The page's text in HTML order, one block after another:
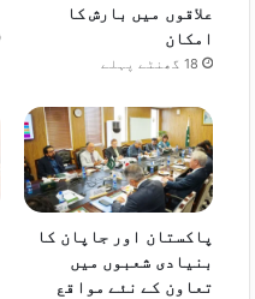
علاقوں میں بارش کا
امکان
18 گھنٹے پہلے
پاکستان اور جاپان کا
بنیادی شعبوں میں
تعاون کے نئے مواقع